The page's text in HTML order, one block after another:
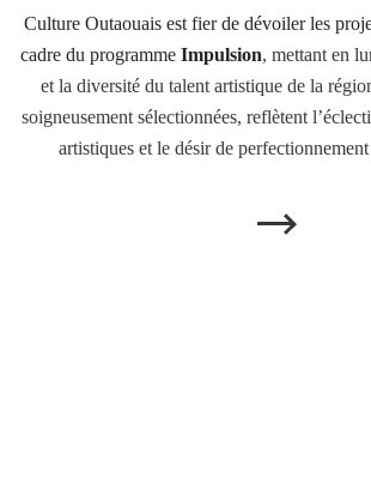
Culture Outaouais est fier de dévoiler les
cadre du programme Impulsion, mettant en
et la diversité du talent artistique de la
soigneusement sélectionnées, reflètent
artistiques et le désir de